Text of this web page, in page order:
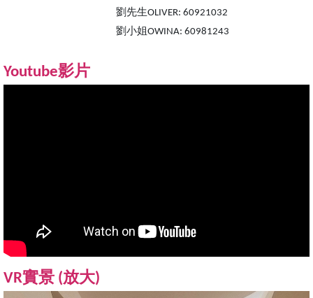
劉先生OLIVER: 60921032
劉小姐OWINA: 60981243
Youtube影片
VR實景 (放大)